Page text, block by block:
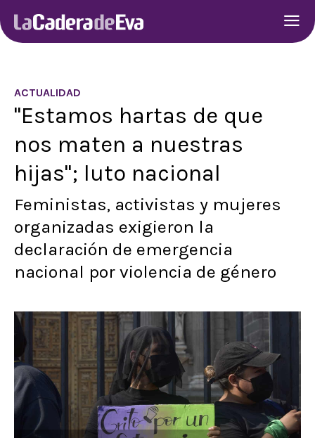
ACTUALIDAD
"Estamos hartas de que
nos maten a nuestras
hijas"; luto nacional
Feministas, activistas y mujeres
organizadas exigieron la
declaración de emergencia
nacional por violencia de género